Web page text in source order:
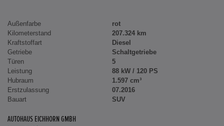
Außenfarbe
rot
Kilometerstand
207.324 km
Kraftstoffart
Diesel
Getriebe
Schaltgetriebe
Türen
5
Leistung
88 kW / 120 PS
Hubraum
1.597 cm³
Erstzulassung
07.2016
Bauart
SUV
AUTOHAUS EICHHORN GMBH